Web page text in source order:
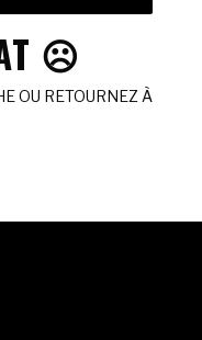
☹️
OU RETOURNEZ À